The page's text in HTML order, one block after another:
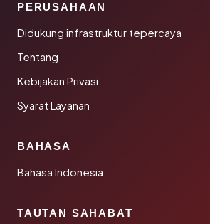
PERUSAHAAN
Didukung infrastruktur tepercaya
Tentang
Kebijakan Privasi
Syarat Layanan
BAHASA
Bahasa Indonesia
TAUTAN SAHABAT